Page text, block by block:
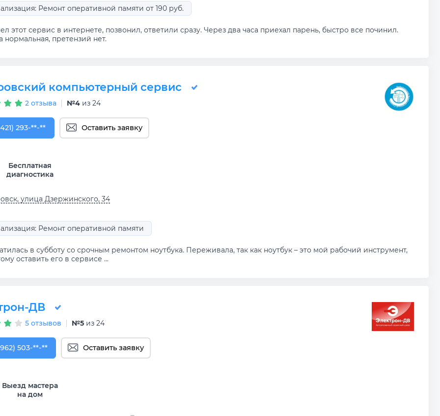
Ремонт оперативной памяти от 190 руб.
этот сервис в интернете, позвонил, ответили сразу. Через два часа приехал парень, быстро все починил.
нормальная, претензий нет.
компьютерный сервис
2 отзыва №4 из 24
293-73-64
293-**-** Оставить заявку
Бесплатная
диагностика
улица Дзержинского, 34
Ремонт оперативной памяти
в субботу со срочным ремонтом ноутбука. Переживала, так как ноутбук – это мой рабочий инструмент,
оставить его в сервисе ...
ДВ
5 отзывов №5 из 24
503-99-63
503-**-** Оставить заявку
Выезд мастера
на дом